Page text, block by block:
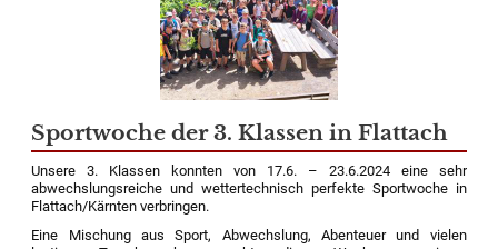
Sportwoche der 3. Klassen in Flattach
Unsere 3. Klassen konnten von 17.6. – 23.6.2024 eine sehr
abwechslungsreiche und wettertechnisch perfekte Sportwoche in
Flattach/Kärnten verbringen.
Eine Mischung aus Sport, Abwechslung, Abenteuer und vielen